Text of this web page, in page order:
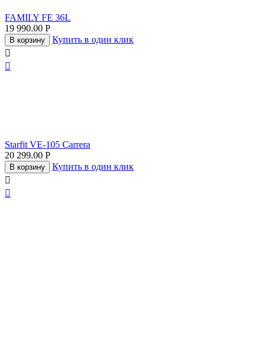
FAMILY FE 36L
19 990.00 Р
В корзину
Купить в один клик


Starfit VE-105 Carrera
20 299.00 Р
В корзину
Купить в один клик

